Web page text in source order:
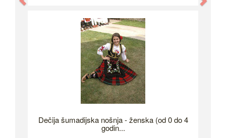
Dečija šumadijska nošnja - ženska (od 0 do 4
godin...